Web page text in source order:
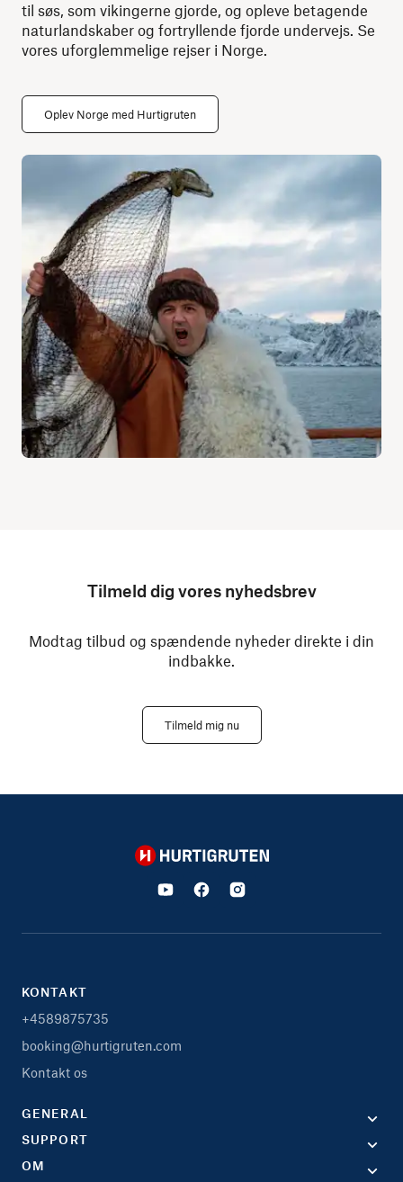
til søs, som vikingerne gjorde, og opleve betagende
naturlandskaber og fortryllende fjorde undervejs. Se
vores uforglemmelige rejser i Norge.
Oplev Norge med Hurtigruten
Tilmeld dig vores nyhedsbrev
Modtag tilbud og spændende nyheder direkte i din
indbakke.
Tilmeld mig nu
Hurtigruten
KONTAKT
+4589875735
booking@hurtigruten.com
Kontakt os
GENERAL
SUPPORT
OM